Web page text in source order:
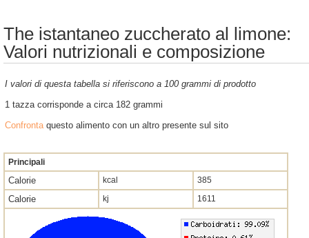
The istantaneo zuccherato al limone:
Valori nutrizionali e composizione
I valori di questa tabella si riferiscono a 100 grammi di prodotto
1 tazza corrisponde a circa 182 grammi
Confrontaquesto alimento con un altro presente sul sito
Principali
Calorie kcal 385
Calorie kj 1611